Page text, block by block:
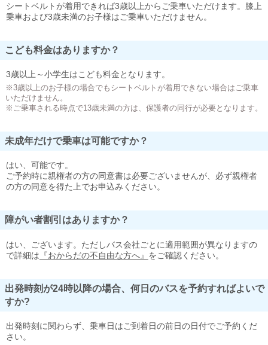
シートベルトが着用できれば3歳以上からご乗車いただけます。膝上
乗車および3歳未満のお子様はご乗車いただけません。
こども料金はありますか？
3歳以上～小学生はこども料金となります。
※3歳以上のお子様の場合でもシートベルトが着用できない場合はご乗車
いただけません。
※ご乗車される時点で13歳未満の方は、保護者の同行が必要となります。
未成年だけで乗車は可能ですか？
はい、可能です。
ご予約時に親権者の方の同意書は必要ございませんが、必ず親権者
の方の同意を得た上でお申込みください。
障がい者割引はありますか？
はい、ございます。ただしバス会社ごとに適用範囲が異なりますの
で詳細は 『おからだの不自由な方へ』 をご確認ください。
出発時刻が24時以降の場合、何日のバスを予約すればよいで
すか?
出発時刻に関わらず、乗車日はご到着日の前日の日付でご予約くだ
さい。